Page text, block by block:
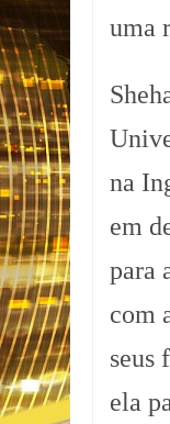
uma
na
em
para
com
seus
ela